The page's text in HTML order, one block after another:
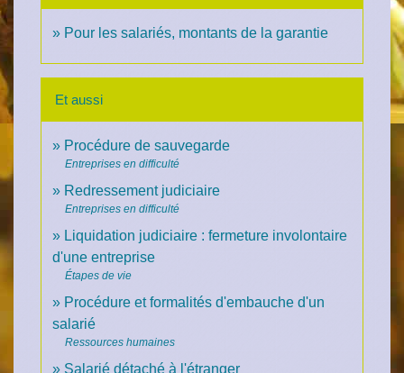
Pour les salariés, montants de la garantie
Et aussi
Procédure de sauvegarde
Entreprises en difficulté
Redressement judiciaire
Entreprises en difficulté
Liquidation judiciaire : fermeture involontaire
d'une entreprise
Étapes de vie
Procédure et formalités d'embauche d'un
salarié
Ressources humaines
Salarié détaché à l'étranger